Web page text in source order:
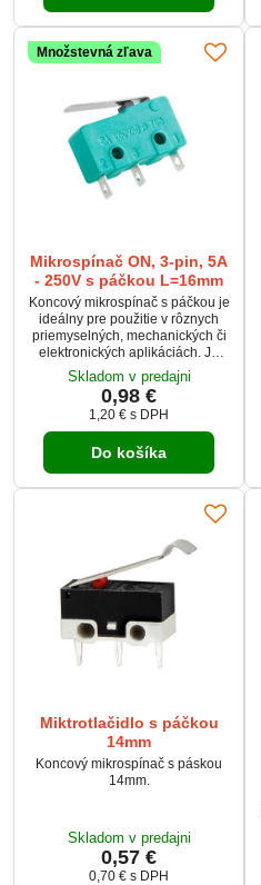
Množstevná zľava
Mikrospínač ON, 3-pin, 5A
- 250V s páčkou L=16mm
Koncový mikrospínač s páčkou je
ideálny pre použitie v rôznych
priemyselných, mechanických či
elektronických aplikáciách. Je
vybavený tromi kontaktmi:
spoločný COM, rozpínací NO
(normally open) a spínací NC
(normally closed). Spínač zvláda
zaťaženie 5A pri napätí 250 VAC
a má dlhú životnosť až 100 000
cyklov. Vďaka kompaktnému
vyhotoveniu a širokému rozsahu
pracovných teplôt (-25 °C až +80
Skladom v predajni
0,98 €
1,20 € s DPH
Do košíka
Miktrotlačidlo s páčkou
14mm
Koncový mikrospínač s páskou
14mm.
Skladom v predajni
0,57 €
0,70 € s DPH